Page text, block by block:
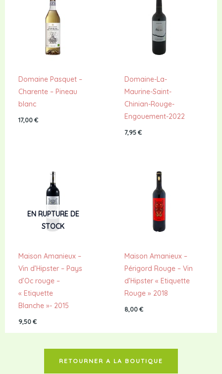
Domaine Pasquet –
Charente – Pineau
blanc
17,00€
Domaine-La-
Maurine-Saint-
Chinian-Rouge-
Engouement-2022
7,95€
EN RUPTURE DE
STOCK
Maison Amanieux –
Vin d’Hipster – Pays
d’Oc rouge –
« Etiquette
Blanche »- 2015
9,50€
Maison Amanieux –
Périgord Rouge – Vin
d’Hipster « Etiquette
Rouge » 2018
8,00€
RETOURNER A LA BOUTIQUE